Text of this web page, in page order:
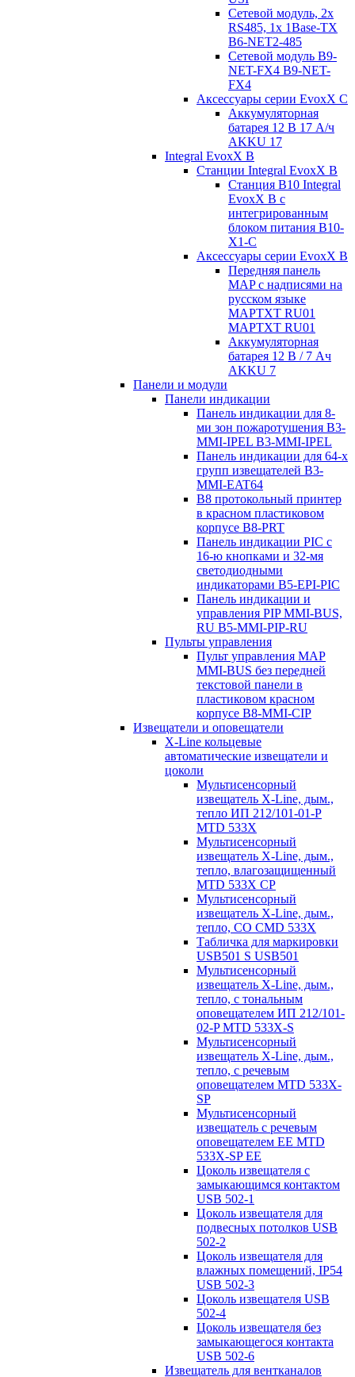
Сетевой модуль, 2x
RS485, 1x 1Base-TX
B6-NET2-485
Сетевой модуль B9-
NET-FX4 B9-NET-
FX4
Аксессуары серии EvoxX C
Аккумуляторная
батарея 12 В 17 A/ч
AKKU 17
Integral EvoxX B
Станции Integral EvoxX B
Станция B10 Integral
EvoxX B с
интегрированным
блоком питания B10-
X1-C
Аксессуары серии EvoxX B
Передняя панель
MAP с надписями на
русском языке
MAPTXT RU01
MAPTXT RU01
Аккумуляторная
батарея 12 В / 7 Aч
AKKU 7
Панели и модули
Панели индикации
Панель индикации для 8-
ми зон пожаротушения B3-
MMI-IPEL B3-MMI-IPEL
Панель индикации для 64-х
групп извещателей B3-
MMI-EAT64
B8 протокольный принтер
в красном пластиковом
корпусе B8-PRT
Панель индикации PIC с
16-ю кнопками и 32-мя
светодиодными
индикаторами B5-EPI-PIC
Панель индикации и
управления PIP MMI-BUS,
RU B5-MMI-PIP-RU
Пульты управления
Пульт управления MAP
MMI-BUS без передней
текстовой панели в
пластиковом красном
корпусе B8-MMI-CIP
Извещатели и оповещатели
X-Line кольцевые
автоматические извещатели и
цоколи
Мультисенсорный
извещатель X-Line, дым.,
тепло ИП 212/101-01-P
MTD 533X
Мультисенсорный
извещатель X-Line, дым.,
тепло, влагозащищенный
MTD 533X CP
Мультисенсорный
извещатель X-Line, дым.,
тепло, СО CMD 533X
Табличка для маркировки
USB501 S USB501
Мультисенсорный
извещатель X-Line, дым.,
тепло, с тональным
оповещателем ИП 212/101-
02-P MTD 533X-S
Мультисенсорный
извещатель X-Line, дым.,
тепло, с речевым
оповещателем MTD 533X-
SP
Мультисенсорный
извещатель с речевым
оповещателем EE MTD
533X-SP EE
Цоколь извещателя с
замыкающимся контактом
USB 502-1
Цоколь извещателя для
подвесных потолков USB
502-2
Цоколь извещателя для
влажных помещений, IP54
USB 502-3
Цоколь извещателя USB
502-4
Цоколь извещателя без
замыкающегося контакта
USB 502-6
Извещатель для вентканалов